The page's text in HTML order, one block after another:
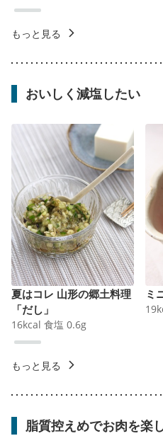
もっと見る
おいしく減塩したい
夏はコレ 山形の郷土料理
「だし」
16kcal 食塩 0.6g
ミ
19
もっと見る
脂質控えめでお肉を楽